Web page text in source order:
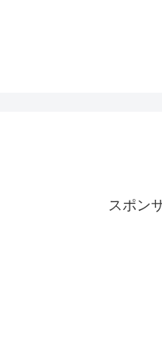
スポン